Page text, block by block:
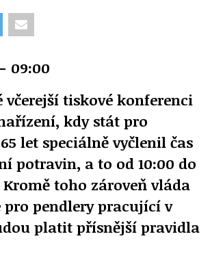
09:00
včerejší tiskové konferenci
kdy stát pro
let speciálně vyčlenil čas
potravin, a to od 10:00 do
toho zároveň vláda
pro pendlery pracující v
platit přísnější pravidla